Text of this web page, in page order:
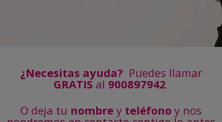
¿Necesitas ayuda? Puedes llamar
GRATISal 900897942
O deja tu nombre y teléfono y nos